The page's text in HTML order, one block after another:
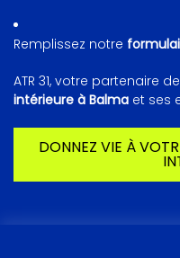
Remplissez notre
ATR 31, votre partenaire
intérieure à Balma et ses
DONNEZ VIE À